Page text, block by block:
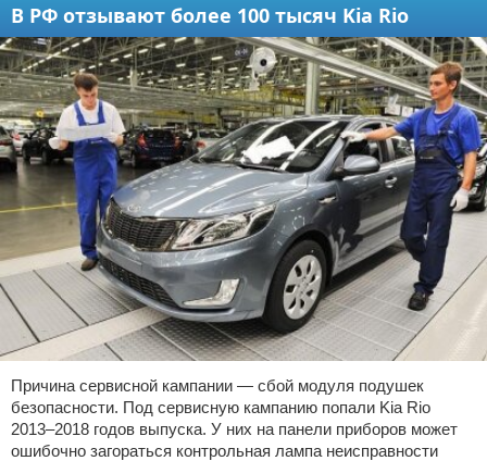
В РФ отзывают более 100 тысяч Kia Rio
Причина сервисной кампании — сбой модуля подушек
безопасности. Под сервисную кампанию попали Kia Rio
2013–2018 годов выпуска. У них на панели приборов может
ошибочно загораться контрольная лампа неисправности